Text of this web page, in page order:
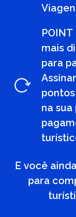
mais
para
na
E você
para